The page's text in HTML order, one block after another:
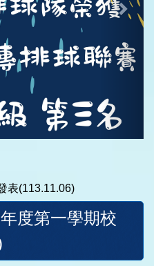
表(113.11.06)
度第一學期校